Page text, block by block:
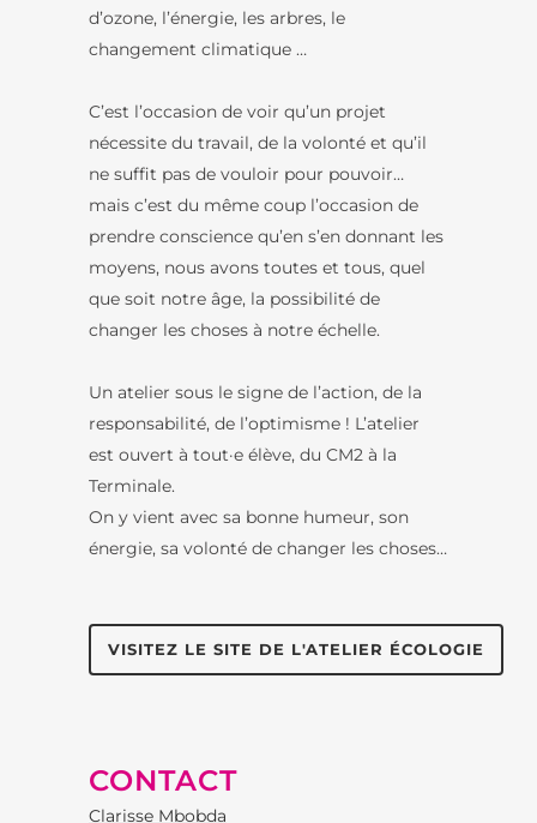
d’ozone, l’énergie, les arbres, le
changement climatique …
C’est l’occasion de voir qu’un projet
nécessite du travail, de la volonté et qu’il
ne suffit pas de vouloir pour pouvoir…
mais c’est du même coup l’occasion de
prendre conscience qu’en s’en donnant les
moyens, nous avons toutes et tous, quel
que soit notre âge, la possibilité de
changer les choses à notre échelle.
Un atelier sous le signe de l’action, de la
responsabilité, de l’optimisme ! L’atelier
est ouvert à tout·e élève, du CM2 à la
Terminale.
On y vient avec sa bonne humeur, son
énergie, sa volonté de changer les choses…
VISITEZ LE SITE DE L'ATELIER ÉCOLOGIE
CONTACT
Clarisse Mbobda